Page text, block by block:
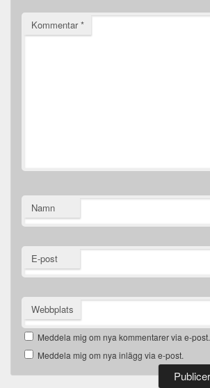
Kommentar*
Namn
E-post
Webbplats
Meddela mig om nya kommentarer via e-post.
Meddela mig om nya inlägg via e-post.